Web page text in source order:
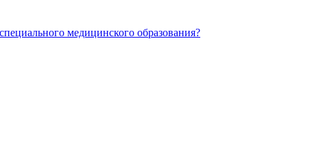
медицинского образования?